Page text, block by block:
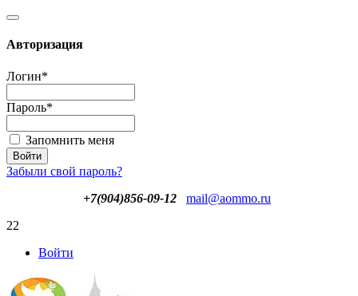
Авторизация
Логин*
Пароль*
Запомнить меня
Забыли свой пароль?
+7(904)856-09-12
mail@aommo.ru
22
Войти